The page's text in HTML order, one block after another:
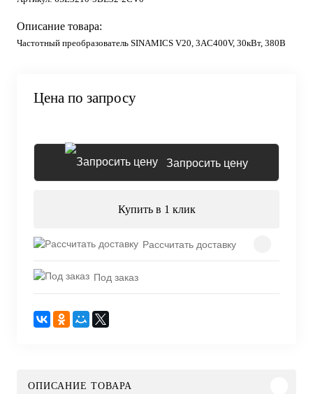
Описание товара:
Частотный преобразователь SINAMICS V20, 3AC400V, 30кВт, 380В
Цена по запросу
Запросить цену
Купить в 1 клик
Рассчитать доставку
Под заказ
ОПИСАНИЕ ТОВАРА